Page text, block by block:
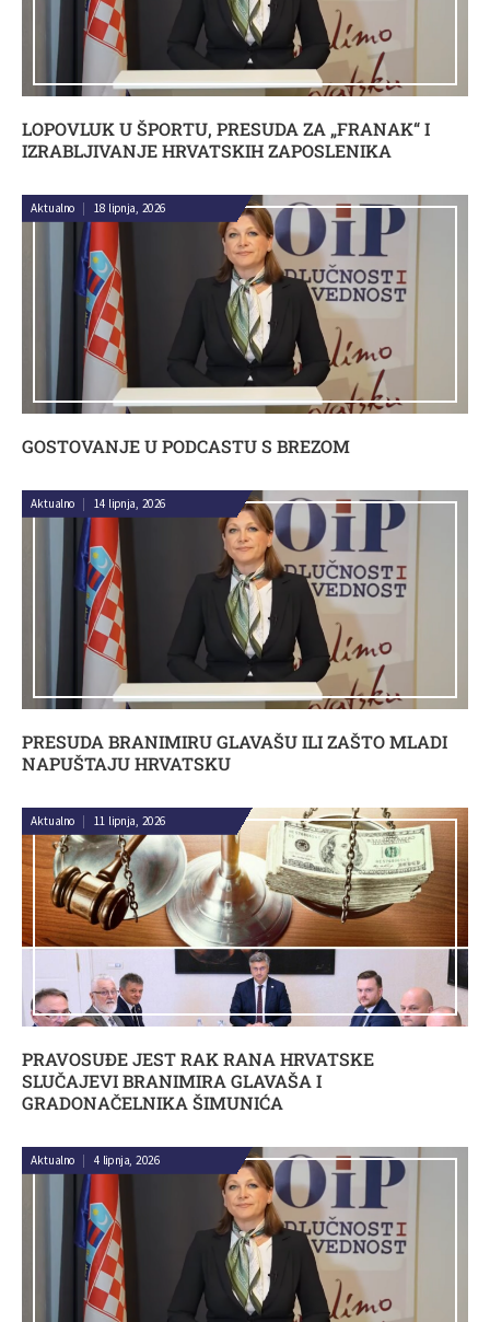
LOPOVLUK U ŠPORTU, PRESUDA ZA „FRANAK“ I
IZRABLJIVANJE HRVATSKIH ZAPOSLENIKA
GOSTOVANJE U PODCASTU S BREZOM
Aktualno | 18 lipnja, 2026
PRESUDA BRANIMIRU GLAVAŠU ILI ZAŠTO MLADI
NAPUŠTAJU HRVATSKU
Aktualno | 14 lipnja, 2026
PRAVOSUĐE JEST RAK RANA HRVATSKE
SLUČAJEVI BRANIMIRA GLAVAŠA I
GRADONAČELNIKA ŠIMUNIĆA
Aktualno | 11 lipnja, 2026
Aktualno | 4 lipnja, 2026